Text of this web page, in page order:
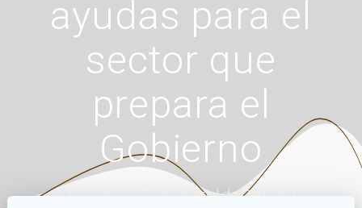
ayudas para el
sector que
prepara el
Gobierno
Asociación Empresarial de Catering